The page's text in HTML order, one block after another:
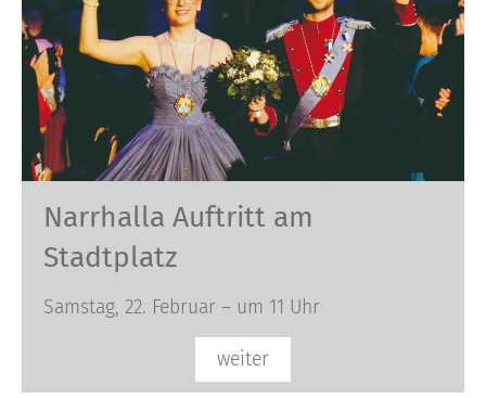
Narrhalla Auftritt am
Stadtplatz
Samstag, 22. Februar – um 11 Uhr
weiter